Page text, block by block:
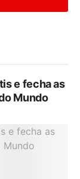
e fecha as
Mundo